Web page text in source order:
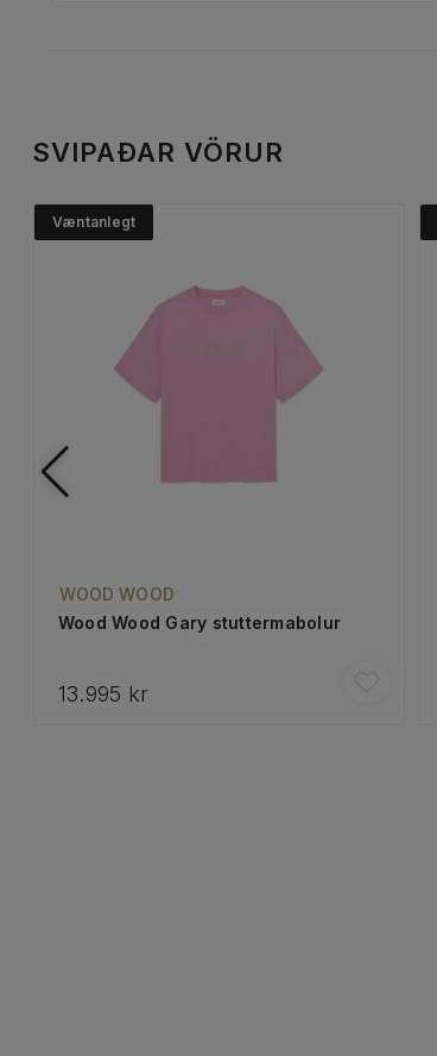
SVIPAÐAR VÖRUR
Væntanlegt
WOOD WOOD
Wood Wood Gary stuttermabolur
13.995 kr